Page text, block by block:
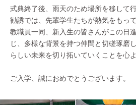
式典終了後、雨天のため場所を移して
勧誘では、先輩学生たちが熱気をもっ
教職員一同、新入生の皆さんがこの日
じ、多様な背景を持つ仲間と切磋琢磨
らしい未来を切り拓いていくことを心
ご入学、誠におめでとうございます。